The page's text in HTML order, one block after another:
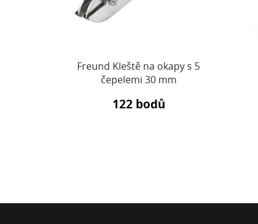
Freund Kleště na okapy s 5
čepelemi 30 mm
122 bodů